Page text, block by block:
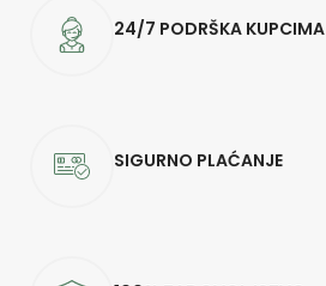
24/7 PODRŠKA KUPCIMA
SIGURNO PLAĆANJE